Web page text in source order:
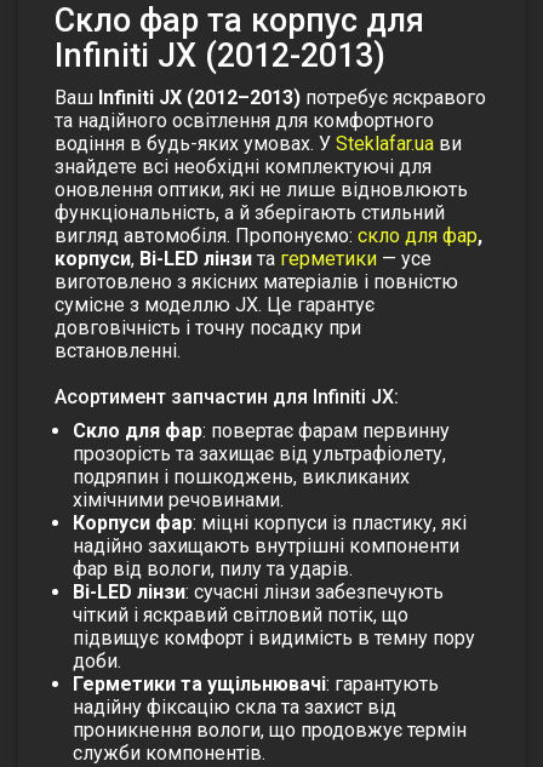
Скло фар та корпус для
Infiniti JX (2012-2013)
Ваш Infiniti JX (2012–2013) потребує яскравого
та надійного освітлення для комфортного
водіння в будь-яких умовах. У Steklafar.ua ви
знайдете всі необхідні комплектуючі для
оновлення оптики, які не лише відновлюють
функціональність, а й зберігають стильний
вигляд автомобіля. Пропонуємо: скло для фар,
корпуси, Bi-LED лінзи та герметики — усе
виготовлено з якісних матеріалів і повністю
сумісне з моделлю JX. Це гарантує
довговічність і точну посадку при
встановленні.
Асортимент запчастин для Infiniti JX:
Скло для фар: повертає фарам первинну
прозорість та захищає від ультрафіолету,
подряпин і пошкоджень, викликаних
хімічними речовинами.
Корпуси фар: міцні корпуси із пластику, які
надійно захищають внутрішні компоненти
фар від вологи, пилу та ударів.
Bi-LED лінзи: сучасні лінзи забезпечують
чіткий і яскравий світловий потік, що
підвищує комфорт і видимість в темну пору
доби.
Герметики та ущільнювачі: гарантують
надійну фіксацію скла та захист від
проникнення вологи, що продовжує термін
служби компонентів.